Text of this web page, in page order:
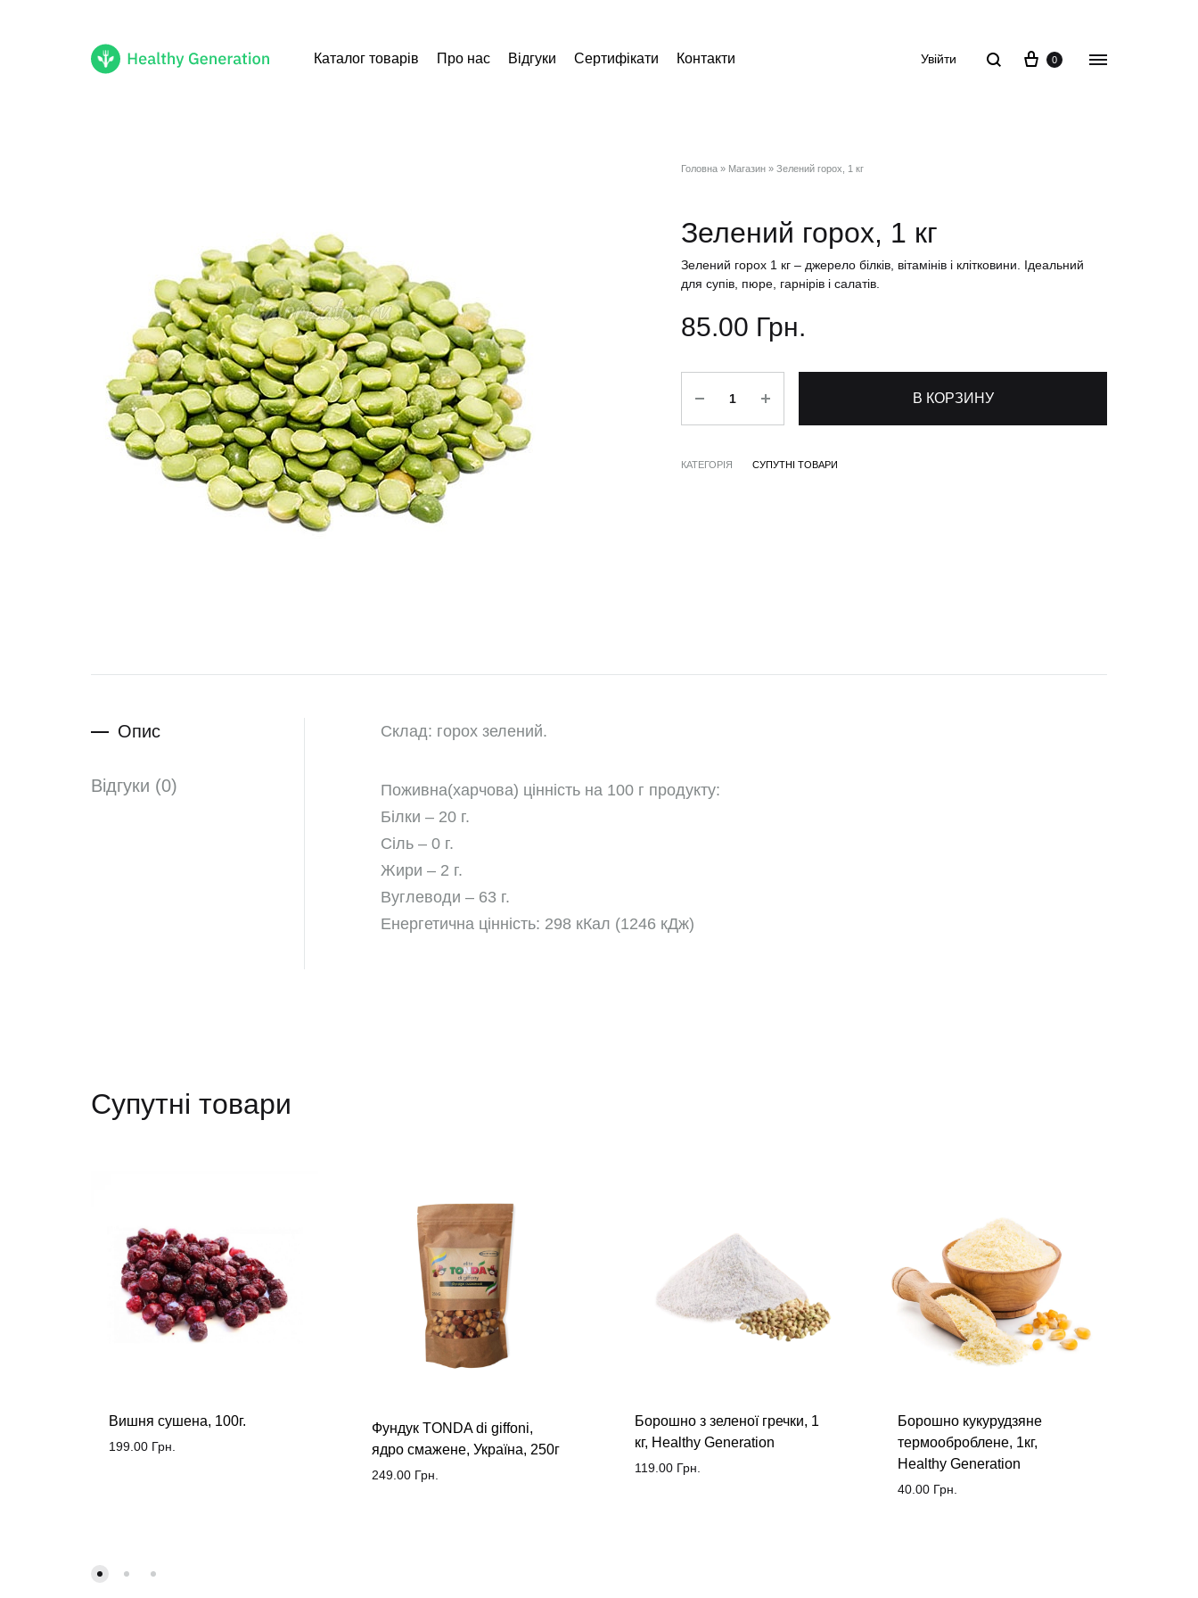
Каталог товарів Про нас Відгуки Сертифікати Контакти Увійти Пошук Корзина
0 Menu
Головна » Магазин »Зелений горох, 1 кг
Зелений горох, 1 кг
Зелений горох 1 кг – джерело білків, вітамінів і клітковини. Ідеальний
для супів, пюре, гарнірів і салатів.
85.00 Грн.
В КОРЗИНУ
КАТЕГОРІЯ СУПУТНІ ТОВАРИ
Опис
Відгуки (0)
Склад: горох зелений.
Поживна(харчова) цінність на 100 г продукту:
Білки – 20 г.
Сіль – 0 г.
Жири – 2 г.
Вуглеводи – 63 г.
Енергетична цінність: 298 кКал (1246 кДж)
Супутні товари
Вишня сушена, 100г.
199.00 Грн.
Фундук TONDA di giffoni,
ядро смажене, Україна, 250г
249.00 Грн.
Борошно з зеленої гречки, 1
кг, Healthy Generation
119.00 Грн.
Борошно кукурудзяне
термооброблене, 1кг,
Healthy Generation
40.00 Грн.